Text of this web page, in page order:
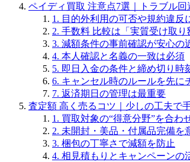
ペイディ買取 注意点7選｜トラブル
1. 目的外利用の可否や規約違反
2. 手数料 比較は「実質受け取
3. 減額条件の事前確認が安心の
4. 本人確認と名義の一致は必須
5. 即日入金の条件と締め切り時
6. キャンセル時のルールを先に
7. 返済期日の管理は最重要
査定額 高く売るコツ｜少しの工夫で
1. 買取対象の“得意分野”を合わ
2. 未開封・美品・付属品完備を
3. 梱包の丁寧さで減額を防止
4. 相見積もりとキャンペーンの